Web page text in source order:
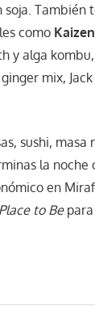
También
como Kaizen
y alga
mix,
sushi,
la noche
en
to Bepara